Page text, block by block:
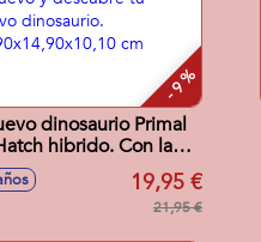
- 9 %
dinosaurio Primal
hibrido. Con la
introduce agua
huevo y descubre tu
nuevo dinosaurio.
19,95 €
21,95 €